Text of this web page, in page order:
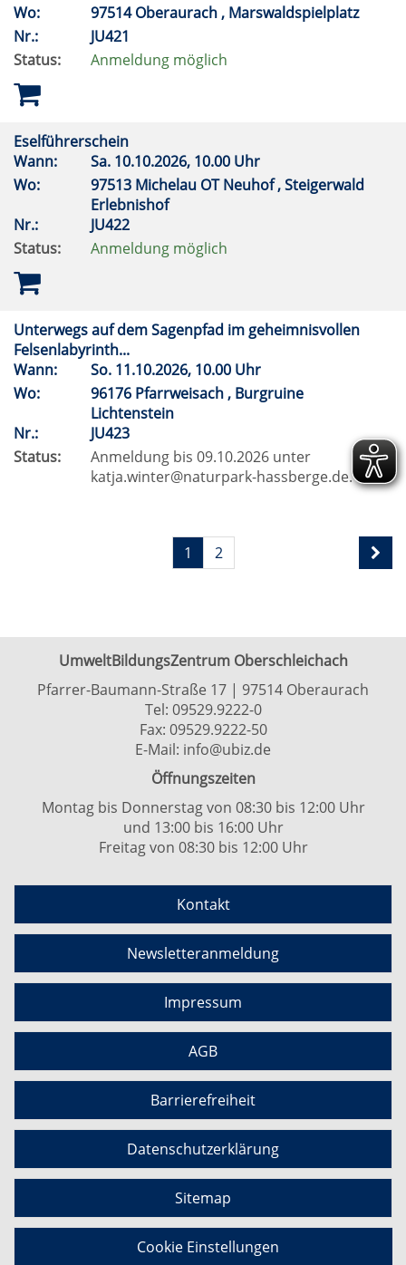
Wo:
97514 Oberaurach , Marswaldspielplatz
Nr.:
JU421
Status:
Anmeldung möglich
Eselführerschein
Wann:
Sa. 10.10.2026, 10.00 Uhr
Wo:
97513 Michelau OT Neuhof , Steigerwald
Erlebnishof
Nr.:
JU422
Status:
Anmeldung möglich
Unterwegs auf dem Sagenpfad im geheimnisvollen
Felsenlabyrinth...
Wann:
So. 11.10.2026, 10.00 Uhr
Wo:
96176 Pfarrweisach , Burgruine
Lichtenstein
Nr.:
JU423
Status:
Anmeldung bis 09.10.2026 unter
katja.winter@naturpark-hassberge.de.
1 2
UmweltBildungsZentrum Oberschleichach
Pfarrer-Baumann-Straße 17 | 97514 Oberaurach
Tel: 09529.9222-0
Fax: 09529.9222-50
E-Mail: info@ubiz.de
Öffnungszeiten
Montag bis Donnerstag von 08:30 bis 12:00 Uhr
und 13:00 bis 16:00 Uhr
Freitag von 08:30 bis 12:00 Uhr
Kontakt
Newsletteranmeldung
Impressum
AGB
Barrierefreiheit
Datenschutzerklärung
Sitemap
Cookie Einstellungen